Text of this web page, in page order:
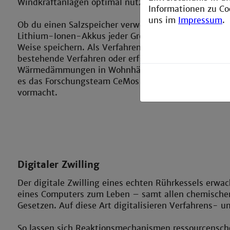
Windkraftanlagen optimal nutzen.
Ob du einen Salzspeicher verwendest, Wasserstoff
Lithium-Ionen-Akkus jeder Größe einsetzt –
Weise speichern. Als Verfahrens- und
bestehende Verfahren oder erfindest neue. Oder du
Wärmedämmungen in Wohnhäusern etwa mit
es das Forschungsteam CeMos an der Technischen
vormacht.
Digitaler Zwilling
Der digitale Zwilling eines echten Rührkessels
eines Computers zum Leben – samt allen
Gesetzen. Auf diese Art digitalisieren Verfahrens-
Informationen zu
uns im Impressum.